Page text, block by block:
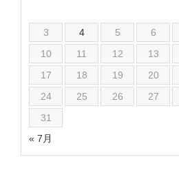
« 7月
3
4 5 6
10
11 12 13
17
18 19 20
24
25 26 27
31